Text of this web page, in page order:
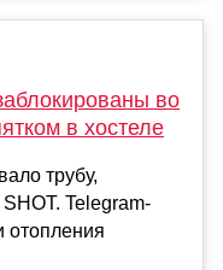
во
в хостеле
трубу,
Telegram-
отопления